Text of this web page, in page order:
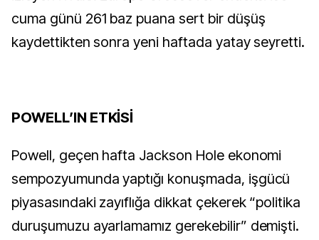
cuma günü 261 baz puana sert bir düşüş
kaydettikten sonra yeni haftada yatay seyretti.
POWELL’IN ETKİSİ
Powell, geçen hafta Jackson Hole ekonomi
sempozyumunda yaptığı konuşmada, işgücü
piyasasındaki zayıflığa dikkat çekerek “politika
duruşumuzu ayarlamamız gerekebilir” demişti.